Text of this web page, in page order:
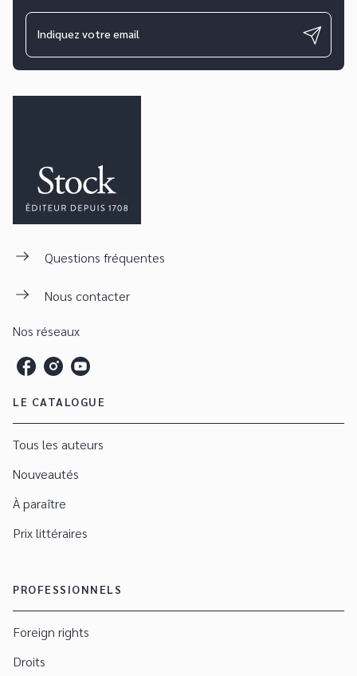
Indiquez votre email
Questions fréquentes
Nous contacter
Nos réseaux
LE CATALOGUE
Tous les auteurs
Nouveautés
À paraître
Prix littéraires
PROFESSIONNELS
Foreign rights
Droits